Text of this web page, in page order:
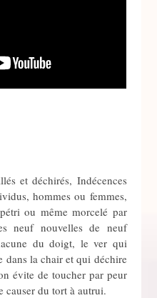
et déchirés, Indécences
hommes ou femmes,
ou même morcelé par
neuf nouvelles de neuf
du doigt, le ver qui
dans la chair et qui déchire
évite de toucher par peur
causer du tort à autrui.